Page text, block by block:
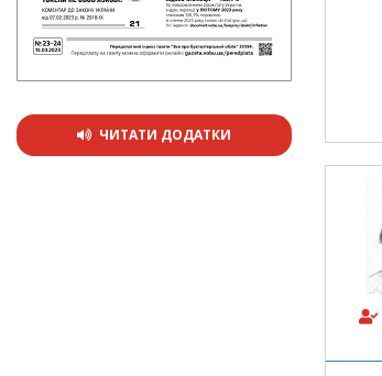
ЧИТАТИ ДОДАТКИ